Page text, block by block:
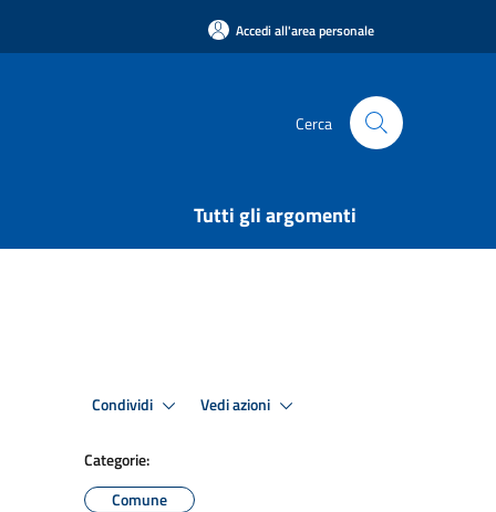
Accedi all'area personale
Cerca
Tutti gli argomenti
Condividi Vedi azioni
Categorie:
Comune